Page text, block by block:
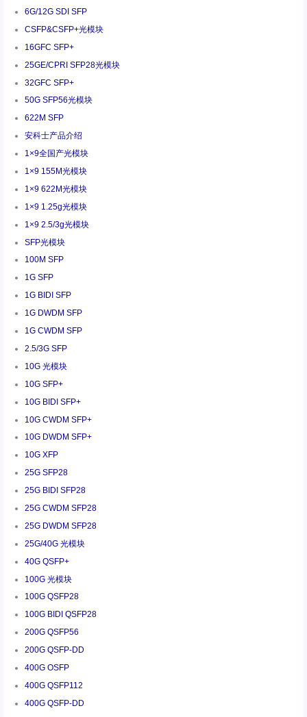
6G/12G SDI SFP
CSFP&CSFP+光模块
16GFC SFP+
25GE/CPRI SFP28光模块
32GFC SFP+
50G SFP56光模块
622M SFP
安科士产品介绍
1×9全国产光模块
1×9 155M光模块
1×9 622M光模块
1×9 1.25g光模块
1×9 2.5/3g光模块
SFP光模块
100M SFP
1G SFP
1G BIDI SFP
1G DWDM SFP
1G CWDM SFP
2.5/3G SFP
10G 光模块
10G SFP+
10G BIDI SFP+
10G CWDM SFP+
10G DWDM SFP+
10G XFP
25G SFP28
25G BIDI SFP28
25G CWDM SFP28
25G DWDM SFP28
25G/40G 光模块
40G QSFP+
100G 光模块
100G QSFP28
100G BIDI QSFP28
200G QSFP56
200G QSFP-DD
400G OSFP
400G QSFP112
400G QSFP-DD